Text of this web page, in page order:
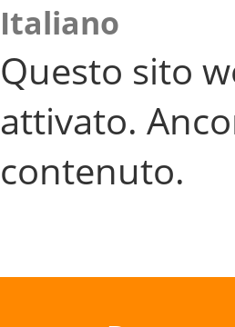
Italiano
Questo sito
attivato.
contenuto.